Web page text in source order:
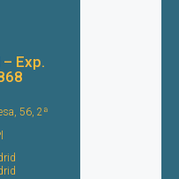
Exp.
56, 2ª